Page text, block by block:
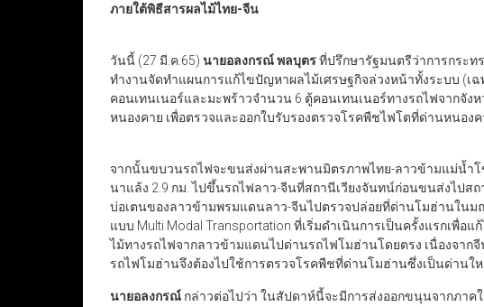
ภายใต้พิธีสารผลไม้ไทย-จีน
วันนี้ (27 มี.ค.65) นายอลงกรณ์ พลบุตรที่ปรึกษารัฐมนตรีว่าการกระ
ทำงานจัดทำแผนการแก้ไขปัญหาผลไม้เศรษฐกิจล่วงหน้าทั้งระบบ (เฉ
คอนเทนเนอร์และมะพร้าวจำนวน 6 ตู้คอนเทนเนอร์ทางรถไฟจากจัง
หนองคาย เพื่อตรวจและออกใบรับรองตรวจโรคพืชไฟโตที่ด่านหนอง
จากนั้นขบวนรถไฟจะขนส่งผ่านสะพานมิตรภาพไทย-ลาวข้ามแม่น้ำ
นาแล้ง 2.9 กม. ไปขึ้นรถไฟลาว-จีนที่สถานีเวียงจันทน์ก่อนขนส่งไปส
บ่อเตนของลาวข้ามพรมแดนลาว-จีนไปตรวจปล่อยที่ด่านโมฮ่านใน
แบบ Multi Modal Transportation ที่เริ่มดำเนินการเป็นครั้งแรกเพื่
ไม้ทางรถไฟจากลาวข้ามแดนไปด่านรถไฟโมฮ่านโดยตรง เนื่องจา
รถไฟโมฮ่านจึงต้องไปใช้การตรวจโรคพืชที่ด่านโมฮ่านซึ่งเป็นด่านใ
นายอลงกรณ์ กล่าวต่อไปว่า ในสัปดาห์นี้จะมีการส่งออกขนุนจากภาค